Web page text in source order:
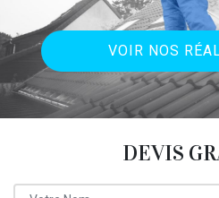
VOIR NOS
DEVIS